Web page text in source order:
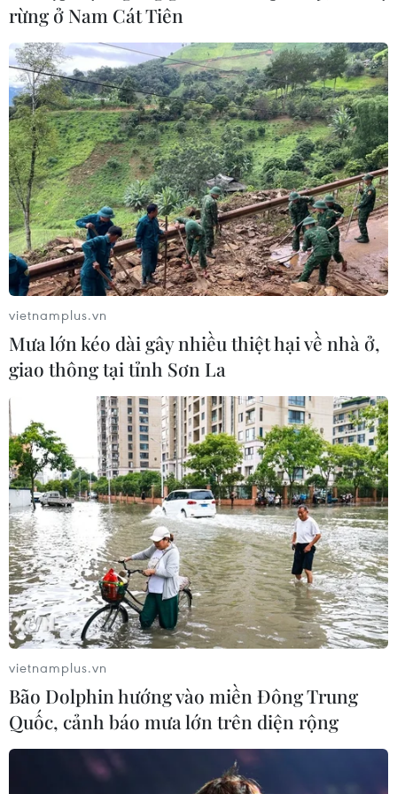
Quyền Bộ trưởng Hải quân Mỹ Thomas
Modly quyết định từ chức
08/04/2020 00:08
Quyền Bộ trưởng Hải quân Mỹ Thomas Modly ngày 7/4
đã từ chức do cách thức xử lý của ông liên quan đến vụ
dịch COVID-19 bùng phát trên tàu sân bay USS
Theodore Roosevelt.
rừng ở Nam Cát Tiên
vietnamplus.vn
Mưa lớn kéo dài gây nhiều thiệt hại về nhà ở,
giao thông tại tỉnh Sơn La
vietnamplus.vn
Bão Dolphin hướng vào miền Đông Trung
Quốc, cảnh báo mưa lớn trên diện rộng